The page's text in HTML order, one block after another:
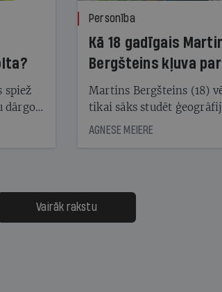
spiež
dārgo
dienas
Personība
Kā 18 gadīgais
Bergšteins kļuva par
laika ziņu seju?
Martins Bergšteins (18)
tikai sāks studēt
bet viņa sacītajam jau
uzcītīga darba, mammas
atbalsts un drosme
meteovērojumus arī tad,
AGNESE MEIERE
Vairāk rakstu